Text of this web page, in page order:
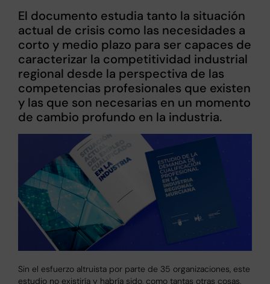
El documento estudia tanto la situación
actual de crisis como las necesidades a
corto y medio plazo para ser capaces de
caracterizar la competitividad industrial
regional desde la perspectiva de las
competencias profesionales que existen
y las que son necesarias en un momento
de cambio profundo en la industria.
Sin el esfuerzo altruista por parte de 35 organizaciones, este
estudio no existiría y habría sido, como tantas otras cosas,